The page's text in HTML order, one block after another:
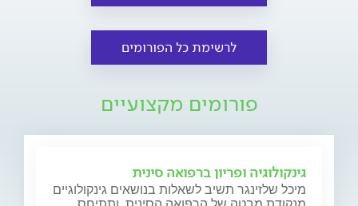
לרשימת כל הפורומים
פורומים מקצועיים
גינקולוגיה ופריון ברפואה סינית
מיכל שלזינגר תשיב לשאלות בנושאים גינקולוגיים